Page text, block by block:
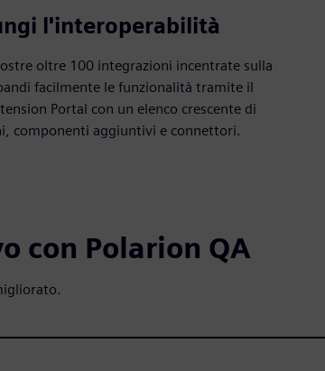
l'interoperabilità
oltre 100 integrazioni incentrate sulla
facilmente le funzionalità tramite il
Portal con un elenco crescente di
componenti aggiuntivi e connettori.
con Polarion QA